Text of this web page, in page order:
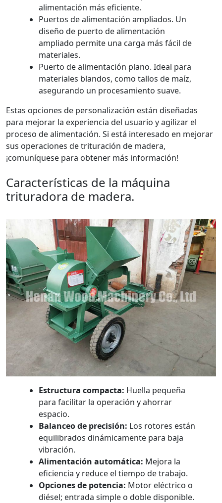
alimentación más eficiente.
Puertos de alimentación ampliados. Un
diseño de puerto de alimentación
ampliado permite una carga más fácil de
materiales.
Puerto de alimentación plano. Ideal para
materiales blandos, como tallos de maíz,
asegurando un procesamiento suave.
Estas opciones de personalización están diseñadas
para mejorar la experiencia del usuario y agilizar el
proceso de alimentación. Si está interesado en mejorar
sus operaciones de trituración de madera,
¡comuníquese para obtener más información!
Características de la máquina
trituradora de madera.
Estructura compacta: Huella pequeña
para facilitar la operación y ahorrar
espacio.
Balanceo de precisión: Los rotores están
equilibrados dinámicamente para baja
vibración.
Alimentación automática: Mejora la
eficiencia y reduce el tiempo de trabajo.
Opciones de potencia: Motor eléctrico o
diésel; entrada simple o doble disponible.